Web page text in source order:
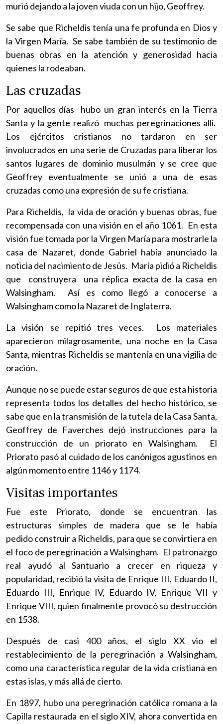
murió dejando a la joven viuda con un hijo, Geoffrey.
Se sabe que Richeldis tenía una fe profunda en Dios y
la Virgen María. Se sabe también de su testimonio de
buenas obras en la atención y generosidad hacia
quienes la rodeaban.
Las cruzadas
Por aquellos días hubo un gran interés en la Tierra
Santa y la gente realizó muchas peregrinaciones allí.
Los ejércitos cristianos no tardaron en ser
involucrados en una serie de Cruzadas para liberar los
santos lugares de dominio musulmán y se cree que
Geoffrey eventualmente se unió a una de esas
cruzadas como una expresión de su fe cristiana.
Para Richeldis, la vida de oración y buenas obras, fue
recompensada con una visión en el año 1061. En esta
visión fue tomada por la Virgen María para mostrarle la
casa de Nazaret, donde Gabriel había anunciado la
noticia del nacimiento de Jesús. María pidió a Richeldis
que construyera una réplica exacta de la casa en
Walsingham. Así es como llegó a conocerse a
Walsingham como la Nazaret de Inglaterra.
La visión se repitió tres veces. Los materiales
aparecieron milagrosamente, una noche en la Casa
Santa, mientras Richeldis se mantenía en una vigilia de
oración.
Aunque no se puede estar seguros de que esta historia
representa todos los detalles del hecho histórico, se
sabe que en la transmisión de la tutela de la Casa Santa,
Geoffrey de Faverches dejó instrucciones para la
construcción de un priorato en Walsingham. El
Priorato pasó al cuidado de los canónigos agustinos en
algún momento entre 1146 y 1174.
Visitas importantes
Fue este Priorato, donde se encuentran las
estructuras simples de madera que se le había
pedido construir a Richeldis, para que se convirtiera en
el foco de peregrinación a Walsingham. El patronazgo
real ayudó al Santuario a crecer en riqueza y
popularidad, recibió la visita de Enrique III, Eduardo II,
Eduardo III, Enrique IV, Eduardo IV, Enrique VII y
Enrique VIII, quien finalmente provocó su destrucción
en 1538.
Después de casi 400 años, el siglo XX vio el
restablecimiento de la peregrinación a Walsingham,
como una característica regular de la vida cristiana en
estas islas, y más allá de cierto.
En 1897, hubo una peregrinación católica romana a la
Capilla restaurada en el siglo XIV, ahora convertida en